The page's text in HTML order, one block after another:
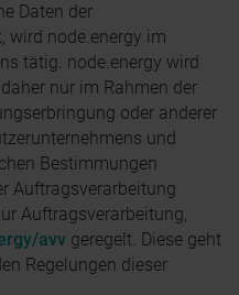
Daten der
wird node.energy im
tätig. node.energy wird
nur im Rahmen der
oder anderer
und
Bestimmungen
Auftragsverarbeitung
Auftragsverarbeitung,
avv geregelt. Diese geht
Regelungen dieser